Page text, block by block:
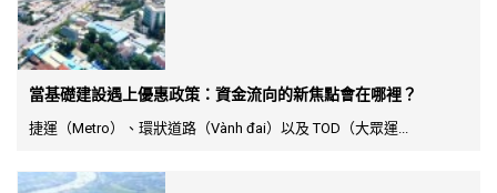
當基礎建設遇上優惠政策：資金流向的新焦點會在哪裡？
捷運（Metro）、環狀道路（Vành đai）以及 TOD（大眾運...